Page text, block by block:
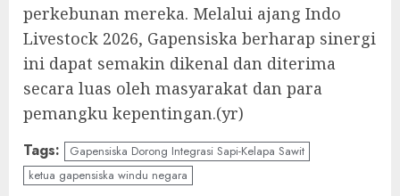
perkebunan mereka. Melalui ajang Indo
Livestock 2026, Gapensiska berharap sinergi
ini dapat semakin dikenal dan diterima
secara luas oleh masyarakat dan para
pemangku kepentingan.(yr)
Tags:
Gapensiska Dorong Integrasi Sapi-Kelapa Sawit
ketua gapensiska windu negara